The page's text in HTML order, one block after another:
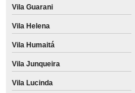
Vila Guarani
Vila Helena
Vila Humaitá
Vila Junqueira
Vila Lucinda